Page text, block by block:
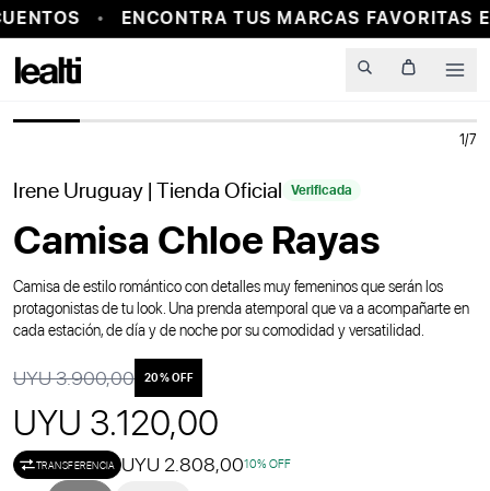
ENCONTRA TUS MARCAS FAVORITAS
PROBADOR VIRTUAL
1/7
Irene Uruguay | Tienda Oficial Verificada
Camisa Chloe Rayas
Camisa de estilo romántico con detalles muy femeninos que serán los
protagonistas de tu look. Una prenda atemporal que va a acompañarte en
cada estación, de día y de noche por su comodidad y versatilidad.
UYU 3.900,00 20% OFF
UYU 3.120,00
TRANSFERENCIA UYU 2.808,0010% OFF